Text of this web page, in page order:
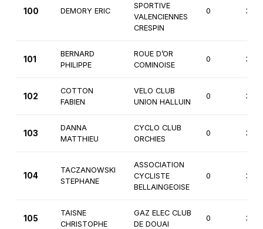
100 DEMORY ERIC
SPORTIVE
VALENCIENNES
CRESPIN
0
101
BERNARD
PHILIPPE
ROUE D’OR
COMINOISE
0
102
COTTON
FABIEN
VELO CLUB
UNION HALLUIN
0
103
DANNA
MATTHIEU
CYCLO CLUB
ORCHIES
0
104
TACZANOWSKI
STEPHANE
ASSOCIATION
CYCLISTE
BELLAINGEOISE
0
105
TAISNE
CHRISTOPHE
GAZ ELEC CLUB
DE DOUAI
0